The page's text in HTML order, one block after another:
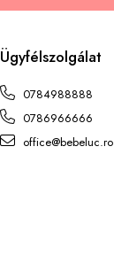
Ügyfélszolgálat
0784988888
0786966666
office@bebeluc.ro